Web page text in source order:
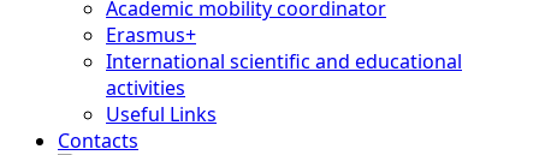
Academic mobility coordinator
Erasmus+
International scientific and educational
activities
Useful Links
Contacts